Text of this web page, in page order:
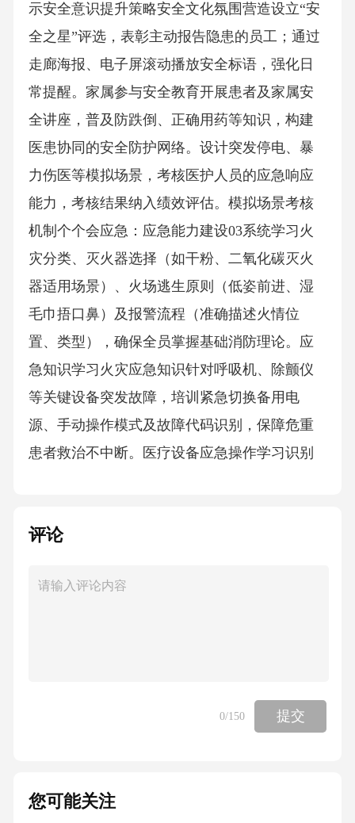
示安全意识提升策略安全文化氛围营造设立“安
全之星”评选，表彰主动报告隐患的员工；通过
走廊海报、电子屏滚动播放安全标语，强化日
常提醒。家属参与安全教育开展患者及家属安
全讲座，普及防跌倒、正确用药等知识，构建
医患协同的安全防护网络。设计突发停电、暴
力伤医等模拟场景，考核医护人员的应急响应
能力，考核结果纳入绩效评估。模拟场景考核
机制个个会应急：应急能力建设03系统学习火
灾分类、灭火器选择（如干粉、二氧化碳灭火
器适用场景）、火场逃生原则（低姿前进、湿
毛巾捂口鼻）及报警流程（准确描述火情位
置、类型），确保全员掌握基础消防理论。应
急知识学习火灾应急知识针对呼吸机、除颤仪
等关键设备突发故障，培训紧急切换备用电
源、手动操作模式及故障代码识别，保障危重
患者救治不中断。医疗设备应急操作学习识别
策略）及报警暗语使用，提升非武力处置能
灾，医护分工完成初期灭火（灭火毯覆盖、消
事故批量伤员场景，训练检伤分类（红黄绿标
牌使用）、急救资源调配（止血带、呼吸气囊
拟市电中断，演练UPS电源切换、应急照明启用
评论
0/150 提交
您可能关注